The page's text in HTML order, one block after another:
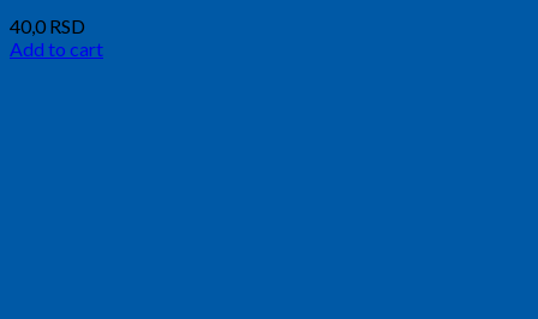
40,0 RSD
Add to cart